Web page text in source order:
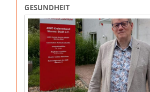
GESUNDHEIT